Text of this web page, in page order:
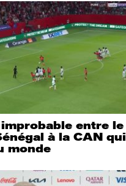
entre le
à la CAN qui
monde